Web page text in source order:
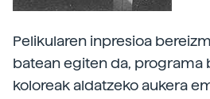
Pelikularen inpresioa
batean egiten da, programa
koloreak aldatzeko aukera